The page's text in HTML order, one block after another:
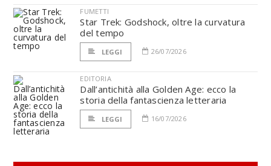
FUMETTI
Star Trek: Godshock, oltre la curvatura
del tempo
LEGGI 26/07/2026
EDITORIA
Dall’antichità alla Golden Age: ecco la
storia della fantascienza letteraria
LEGGI 16/07/2026